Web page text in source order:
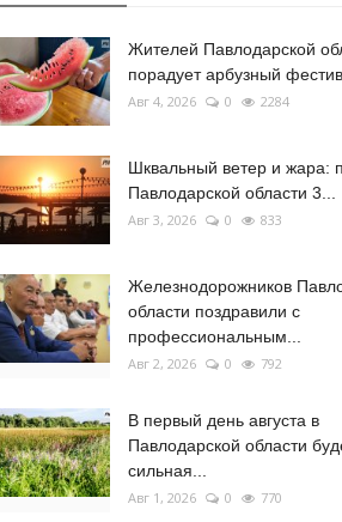
Жителей Павлодарской
порадует арбузный
Авг 4, 2026 0 2284
Шквальный ветер и жара:
Павлодарской области 3...
Авг 3, 2026 0 833
Железнодорожников
области поздравили с
профессиональным...
Авг 2, 2026 0 792
В первый день августа в
Павлодарской области
сильная...
Авг 1, 2026 0 770